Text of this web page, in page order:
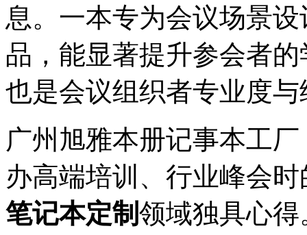
息。一本专为会议场景设
品，能显著提升参会者
也是会议组织者专业度
广州旭雅本册记事本工
办高端培训、行业峰会
笔记本定制 领域独具心